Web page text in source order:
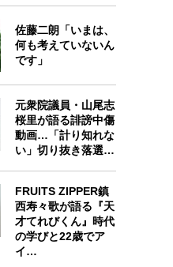
佐藤二朗「いまは、
何も考えていないん
です」
元衆院議員・山尾志
桜里が語る誹謗中傷
動画…「計り知れな
い」切り抜き落選…
FRUITS ZIPPER鎮
西寿々歌が語る『天
才てれびくん』時代
の学びと22歳でア
イ…